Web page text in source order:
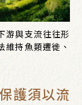
游與支流往往形
維持魚類遷徙、
護須以流